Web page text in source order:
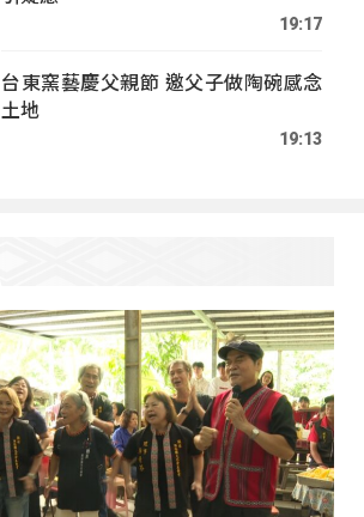
19:17
台東窯藝慶父親節 邀父子做陶碗感念
土地
19:13